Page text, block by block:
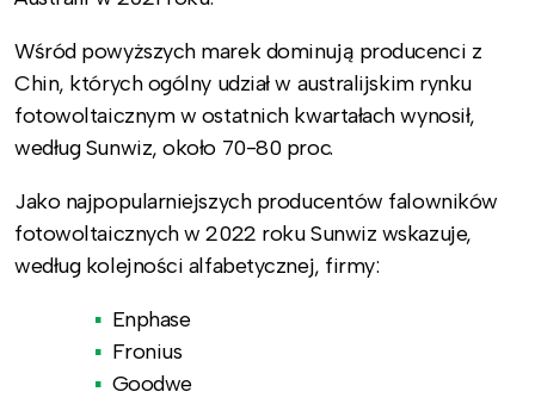
Wśród powyższych marek dominują producenci z
Chin, których ogólny udział w australijskim rynku
fotowoltaicznym w ostatnich kwartałach wynosił,
według Sunwiz, około 70-80 proc.
Jako najpopularniejszych producentów falowników
fotowoltaicznych w 2022 roku Sunwiz wskazuje,
według kolejności alfabetycznej, firmy:
Enphase
Fronius
Goodwe